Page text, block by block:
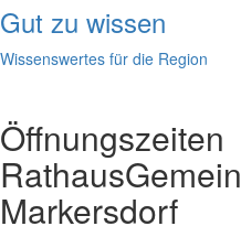
Gut zu wissen
Wissenswertes für die Region
Öffnungszeiten
Rathaus
Markersdorf